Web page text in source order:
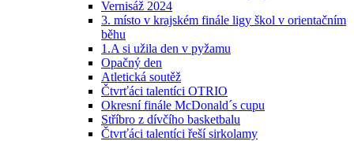
Vernisáž 2024
3. místo v krajském finále ligy škol v orientačním
běhu
1.A si užila den v pyžamu
Opačný den
Atletická soutěž
Čtvrťáci talentíci OTRIO
Okresní finále McDonald´s cupu
Stříbro z dívčího basketbalu
Čtvrťáci talentíci řeší sirkolamy